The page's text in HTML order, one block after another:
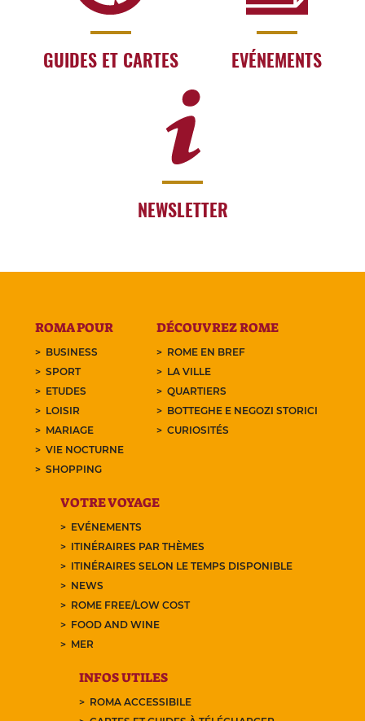
GUIDES ET CARTES EVÉNEMENTS
NEWSLETTER
ROMA POUR
BUSINESS
SPORT
ETUDES
LOISIR
MARIAGE
VIE NOCTURNE
SHOPPING
DÉCOUVREZ ROME
ROME EN BREF
LA VILLE
QUARTIERS
BOTTEGHE E NEGOZI STORICI
CURIOSITÉS
VOTRE VOYAGE
EVÉNEMENTS
ITINÉRAIRES PAR THÈMES
ITINÉRAIRES SELON LE TEMPS DISPONIBLE
NEWS
ROME FREE/LOW COST
FOOD AND WINE
MER
INFOS UTILES
ROMA ACCESSIBILE